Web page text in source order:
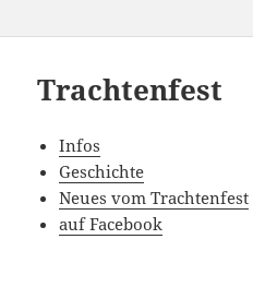
Trachtenfest
Infos
Geschichte
Neues vom Trachtenfest
auf Facebook